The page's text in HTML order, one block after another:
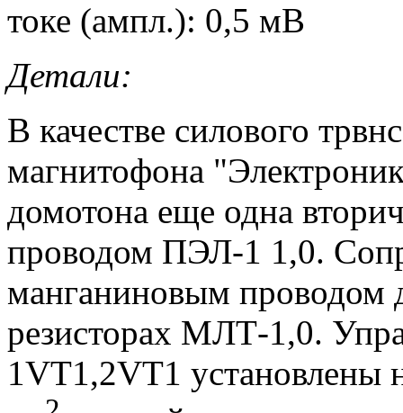
токе (ампл.): 0,5 мВ
Детали:
В качестве силового
магнитофона
домотона еще одна
проводом ПЭЛ-1 1,0.
манганиновым проводом
резисторах МЛТ-1,0.
1VT1,2VT1 установлены